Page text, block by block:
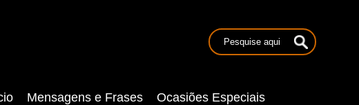
Mensagens e Frases Ocasiões Especiais